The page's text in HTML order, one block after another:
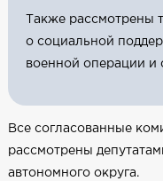
Также рассмотрены
о социальной
военной операции и
Все согласованные
рассмотрены
автономного округа.